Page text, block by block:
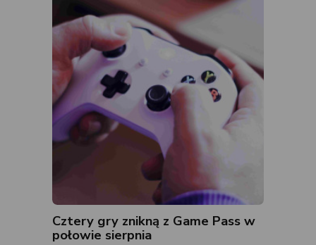
Cztery gry znikną z Game Pass w
połowie sierpnia